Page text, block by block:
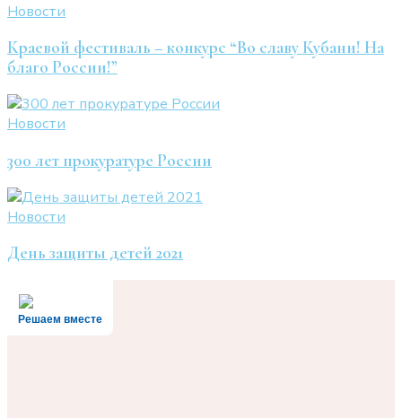
Новости
Краевой фестиваль – конкурс “Во славу Кубани! На
благо России!”
Новости
300 лет прокуратуре России
Новости
День защиты детей 2021
Решаем вместе